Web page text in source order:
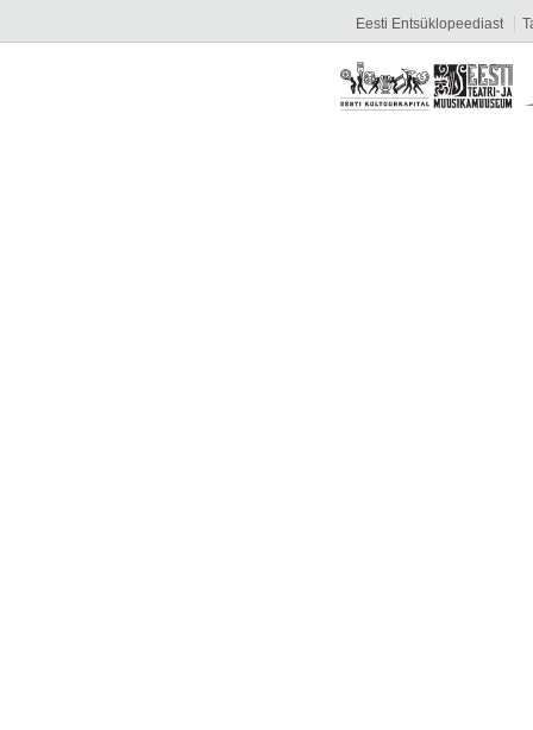
Eesti Entsüklopeediast